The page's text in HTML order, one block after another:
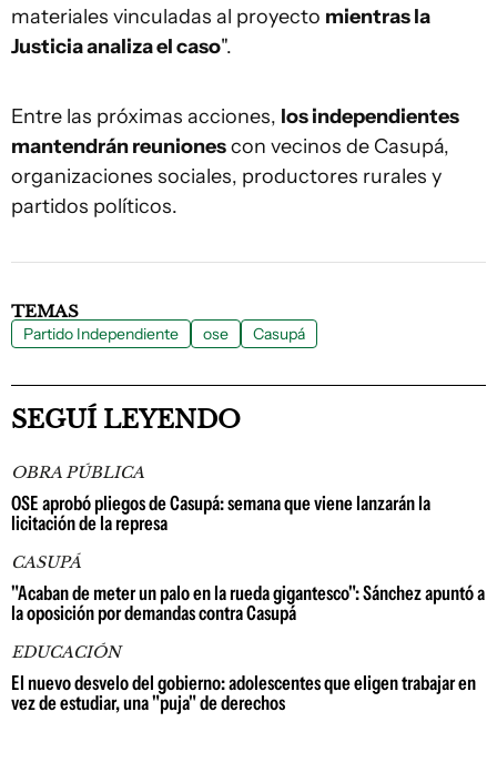
materiales vinculadas al proyecto mientras la
Justicia analiza el caso".
Entre las próximas acciones, los independientes
mantendrán reunionescon vecinos de Casupá,
organizaciones sociales, productores rurales y
partidos políticos.
TEMAS
Partido Independiente ose Casupá
SEGUÍ LEYENDO
OBRA PÚBLICA
OSE aprobó pliegos de Casupá: semana que viene lanzarán la
licitación de la represa
CASUPÁ
"Acaban de meter un palo en la rueda gigantesco": Sánchez apuntó a
la oposición por demandas contra Casupá
EDUCACIÓN
El nuevo desvelo del gobierno: adolescentes que eligen trabajar en
vez de estudiar, una "puja" de derechos